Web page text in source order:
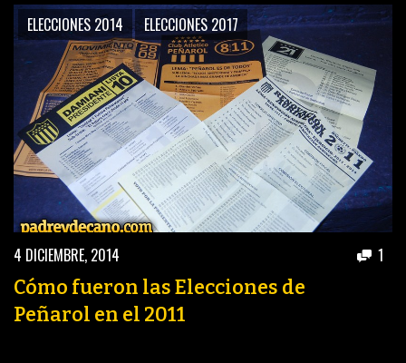
ELECCIONES 2014 ELECCIONES 2017
4 DICIEMBRE, 2014 1
Cómo fueron las Elecciones de
Peñarol en el 2011